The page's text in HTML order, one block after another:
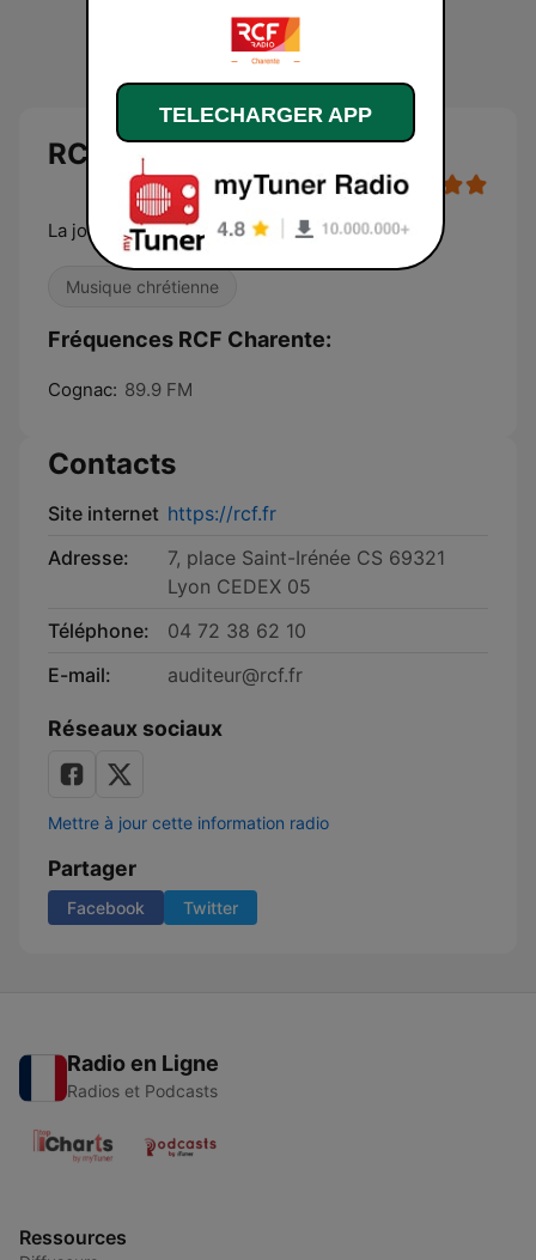
RCF Charente
La joie se partage
Musique chrétienne
Fréquences RCF Charente:
Cognac: 89.9 FM
Contacts
Site internet https://rcf.fr
Adresse:
7, place Saint-Irénée CS 69321
Lyon CEDEX 05
Téléphone:
04 72 38 62 10
E-mail:
auditeur@rcf.fr
Réseaux sociaux
Mettre à jour cette information radio
Partager
Facebook Twitter
Radio en Ligne
Radios et Podcasts
Ressources
TELECHARGER APP